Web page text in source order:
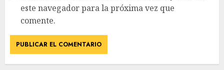
este navegador para la próxima vez que
comente.